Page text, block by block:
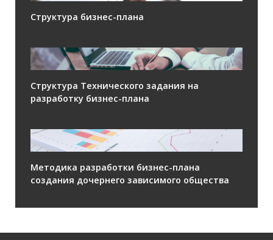
Структура бизнес-плана
Структура Технического задания на
разработку бизнес-плана
Методика разработки бизнес-плана
создания дочернего зависимого общества